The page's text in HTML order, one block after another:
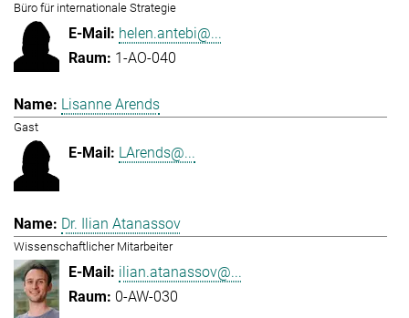
Büro für internationale Strategie
helen.antebi@...
1-AO-040
Lisanne Arends
Gast
LArends@...
Dr. Ilian Atanassov
Wissenschaftlicher Mitarbeiter
ilian.atanassov@...
0-AW-030